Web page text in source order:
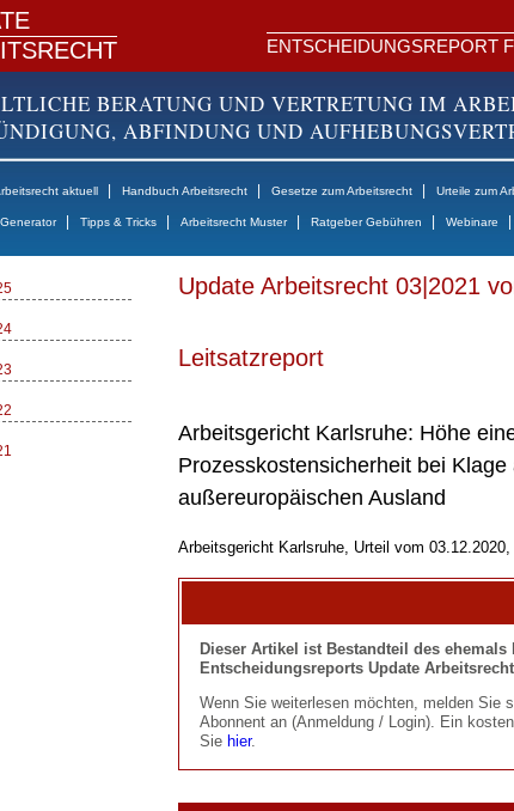
ENTSCHEIDUNGSREPORT
BERATUNG UND VERTRETUNG IM
ABFINDUNG UND
aktuell Handbuch Arbeitsrecht Gesetze zum Arbeitsrecht Urteile zum
Tipps & Tricks Arbeitsrecht Muster Ratgeber Gebühren Webinare
Update Arbeitsrecht 03|2021
Leitsatzreport
Arbeitsgericht Karlsruhe: Höhe
Prozesskostensicherheit bei Klage
außereuropäischen Ausland
Arbeitsgericht Karlsruhe, Urteil vom 03.12.2020,
Dieser Artikel ist Bestandteil des
Entscheidungsreports Update
Wenn Sie weiterlesen möchten, melden Sie
Abonnent an (Anmeldung / Login). Ein
Sie hier.